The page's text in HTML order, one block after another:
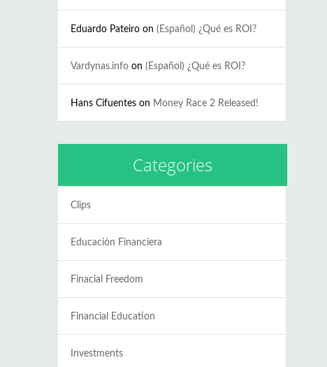
Eduardo Pateiro on (Español) ¿Qué es ROI?
Vardynas.info on (Español) ¿Qué es ROI?
Hans Cifuentes on Money Race 2 Released!
Categories
Clips
Educación Financiera
Finacial Freedom
Financial Education
Investments